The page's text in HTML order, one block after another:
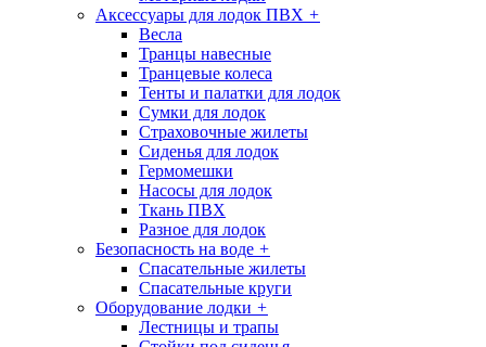
Аксессуары для лодок ПВХ +
Весла
Транцы навесные
Транцевые колеса
Тенты и палатки для лодок
Сумки для лодок
Страховочные жилеты
Сиденья для лодок
Гермомешки
Насосы для лодок
Ткань ПВХ
Разное для лодок
Безопасность на воде +
Спасательные жилеты
Спасательные круги
Оборудование лодки +
Лестницы и трапы